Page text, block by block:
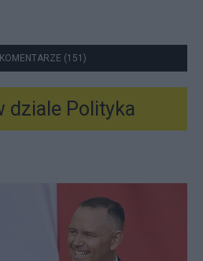
(151)
dziale Polityka